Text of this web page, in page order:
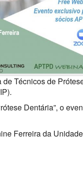
Técnicos de
Dentária”, o
Ferreira da